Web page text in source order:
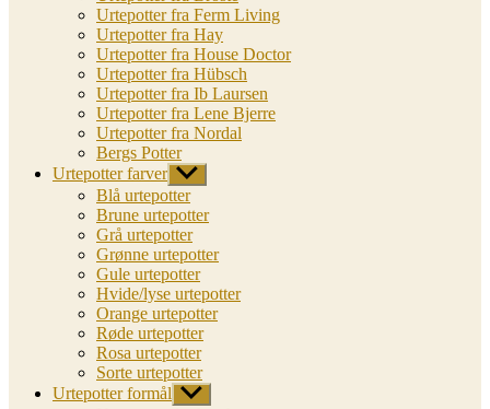
Urtepotter fra Ferm Living
Urtepotter fra Hay
Urtepotter fra House Doctor
Urtepotter fra Hübsch
Urtepotter fra Ib Laursen
Urtepotter fra Lene Bjerre
Urtepotter fra Nordal
Bergs Potter
Urtepotter farver Vis
undermenu
Blå urtepotter
Brune urtepotter
Grå urtepotter
Grønne urtepotter
Gule urtepotter
Hvide/lyse urtepotter
Orange urtepotter
Røde urtepotter
Rosa urtepotter
Sorte urtepotter
Urtepotter formål Vis